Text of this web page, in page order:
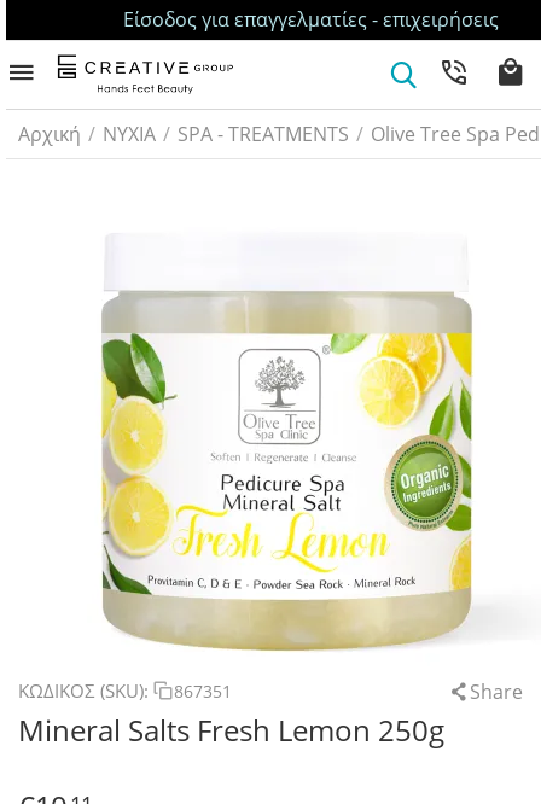
Είσοδος για επαγγελματίες - επιχειρήσεις
Αρχική / ΝΥΧΙΑ / SPA - TREATMENTS / Olive Tree Spa
ΚΩΔΙΚΟΣ (SKU): 867351 Share
Mineral Salts Fresh Lemon 250g